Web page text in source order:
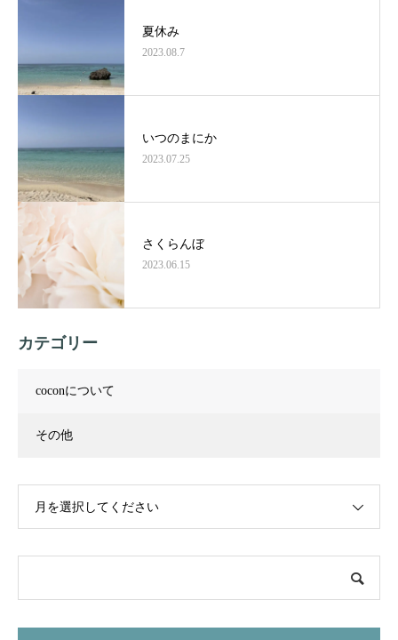
夏休み
2023.08.7
いつのまにか
2023.07.25
さくらんぼ
2023.06.15
カテゴリー
coconについて
その他
月を選択してください